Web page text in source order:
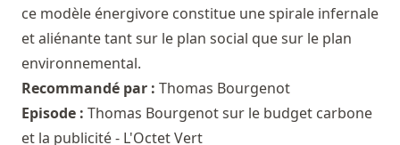
ce modèle énergivore constitue une spirale infernale
et aliénante tant sur le plan social que sur le plan
environnemental.
Recommandé par : Thomas Bourgenot
Episode : Thomas Bourgenot sur le budget carbone
et la publicité - L'Octet Vert